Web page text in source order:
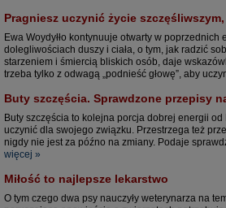
Pragniesz uczynić życie
Ewa Woydyłło kontynuuje otwarty w
dolegliwościach duszy i ciała, o tym, jak radzić
starzeniem i śmiercią bliskich osób, daje
trzeba tylko z odwagą „podnieść głowę”, aby
Buty szczęścia. Sprawdzone przepisy
Buty szczęścia to kolejna porcja dobrej energii
uczynić dla swojego związku. Przestrzega też
nigdy nie jest za późno na zmiany. Podaje
więcej »
Miłość to najlepsze lekarstwo
O tym czego dwa psy nauczyły weterynarza na